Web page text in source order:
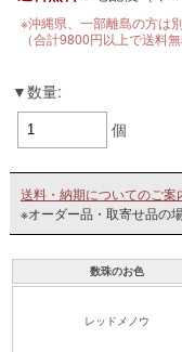
※沖縄県、一部離島の方は
（合計9800円以上で送料無
数量:
個
送料・納期についてのご案
※オーダー品・取寄せ品の
数珠のお色
レッドメノウ